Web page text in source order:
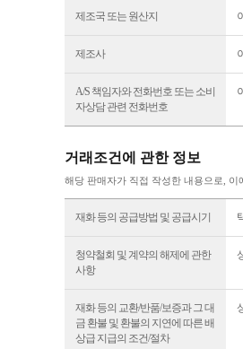
제조국 또는 원산지
제조사
A/S 책임자와 전화번호 또는 소비
자상담 관련 전화번호
거래조건에 관한 정보
해당 판매자가 직접 작성한 내용으로,
재화 등의 공급방법 및 공급시기
청약철회 및 계약의 해제에 관한
사항
재화 등의 교환/반품/보증과 그 대
금 환불 및 환불의 지연에 따른 배
상급 지급의 조건/절차